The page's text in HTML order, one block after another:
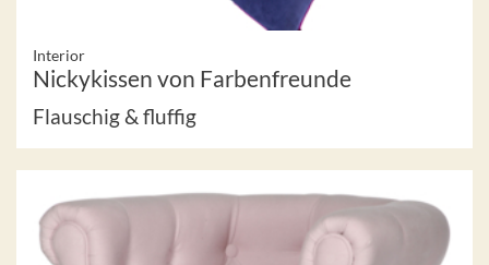
Interior
Nickykissen von Farbenfreunde
Flauschig & fluffig